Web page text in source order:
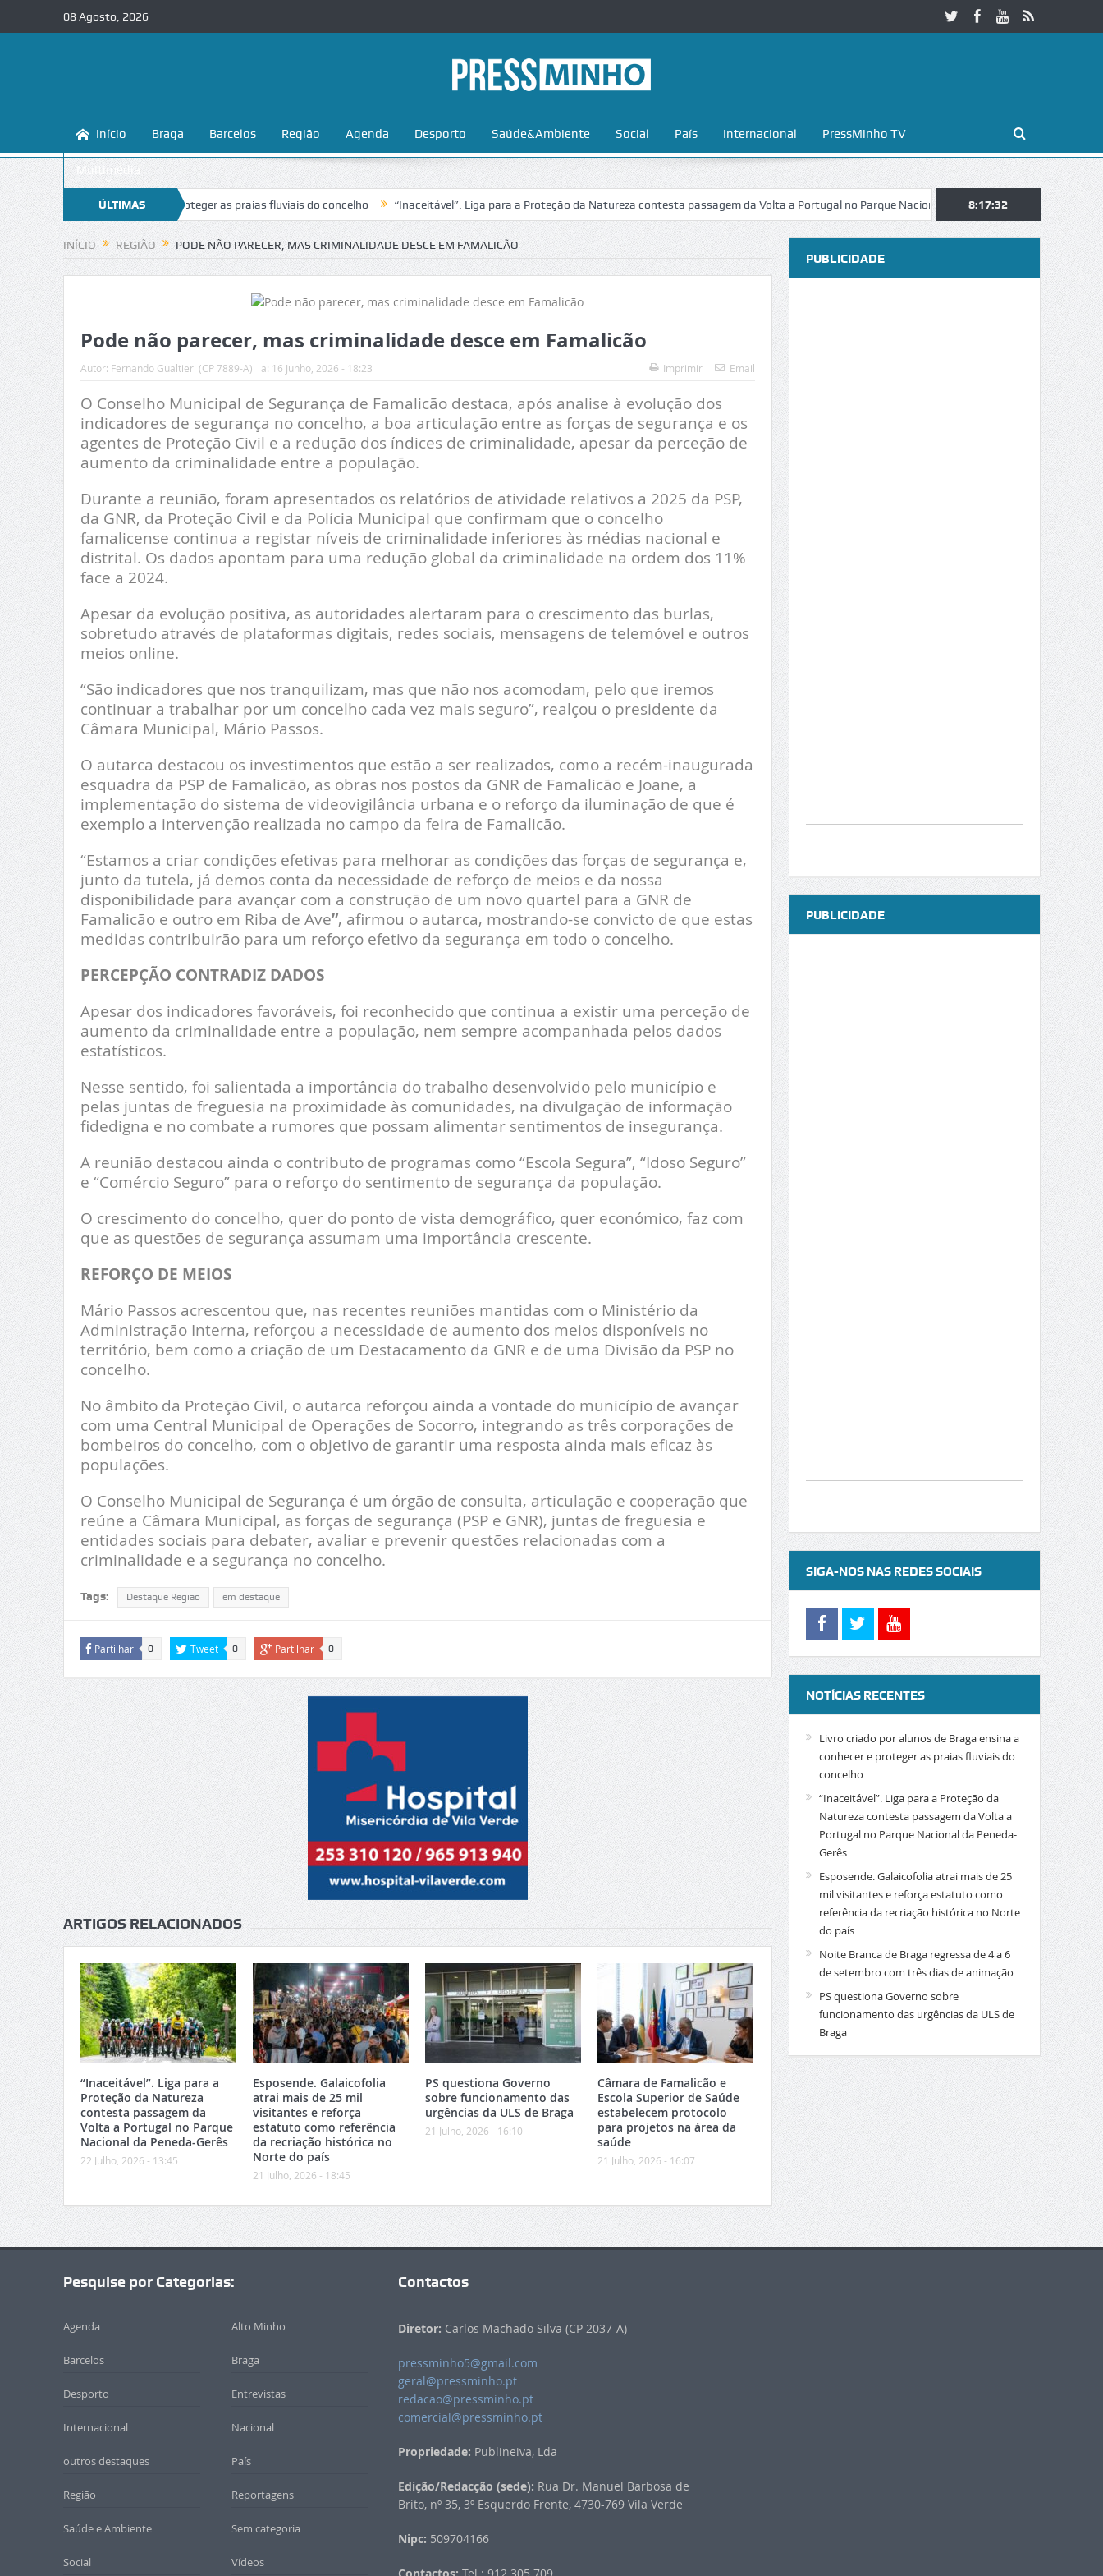
08 Agosto, 2026
Início Braga Barcelos Região Agenda Desporto Saúde&Ambiente Social País Internacional PressMinho TV
Multimédia
ÚLTIMAS
NOTÍCIAS
ensina a conhecer e proteger as praias fluviais do concelho “Inaceitável”. Liga para a Proteção da Natureza contesta passagem da Volta a Portugal no Parque Nacional da Peneda-Gerês Esposende.
8:17:32
INÍCIO REGIÃO PODE NÃO PARECER, MAS CRIMINALIDADE DESCE EM FAMALICÃO
Pode não parecer, mas criminalidade desce em Famalicão
Autor: Fernando Gualtieri (CP 7889-A) a: 16 Junho, 2026 - 18:23 Imprimir Email
O Conselho Municipal de Segurança de Famalicão destaca, após analise à evolução dos
indicadores de segurança no concelho, a boa articulação entre as forças de segurança e os
agentes de Proteção Civil e a redução dos índices de criminalidade, apesar da perceção de
aumento da criminalidade entre a população.
Durante a reunião, foram apresentados os relatórios de atividade relativos a 2025 da PSP,
da GNR, da Proteção Civil e da Polícia Municipal que confirmam que o concelho
famalicense continua a registar níveis de criminalidade inferiores às médias nacional e
distrital. Os dados apontam para uma redução global da criminalidade na ordem dos 11%
face a 2024.
Apesar da evolução positiva, as autoridades alertaram para o crescimento das burlas,
sobretudo através de plataformas digitais, redes sociais, mensagens de telemóvel e outros
meios online.
“São indicadores que nos tranquilizam, mas que não nos acomodam, pelo que iremos
continuar a trabalhar por um concelho cada vez mais seguro”, realçou o presidente da
Câmara Municipal, Mário Passos.
O autarca destacou os investimentos que estão a ser realizados, como a recém-inaugurada
esquadra da PSP de Famalicão, as obras nos postos da GNR de Famalicão e Joane, a
implementação do sistema de videovigilância urbana e o reforço da iluminação de que é
exemplo a intervenção realizada no campo da feira de Famalicão.
“Estamos a criar condições efetivas para melhorar as condições das forças de segurança e,
junto da tutela, já demos conta da necessidade de reforço de meios e da nossa
disponibilidade para avançar com a construção de um novo quartel para a GNR de
Famalicão e outro em Riba de Ave”, afirmou o autarca, mostrando-se convicto de que estas
medidas contribuirão para um reforço efetivo da segurança em todo o concelho.
PERCEPÇÃO CONTRADIZ DADOS
Apesar dos indicadores favoráveis, foi reconhecido que continua a existir uma perceção de
aumento da criminalidade entre a população, nem sempre acompanhada pelos dados
estatísticos.
Nesse sentido, foi salientada a importância do trabalho desenvolvido pelo município e
pelas juntas de freguesia na proximidade às comunidades, na divulgação de informação
fidedigna e no combate a rumores que possam alimentar sentimentos de insegurança.
A reunião destacou ainda o contributo de programas como “Escola Segura”, “Idoso Seguro”
e “Comércio Seguro” para o reforço do sentimento de segurança da população.
O crescimento do concelho, quer do ponto de vista demográfico, quer económico, faz com
que as questões de segurança assumam uma importância crescente.
REFORÇO DE MEIOS
Mário Passos acrescentou que, nas recentes reuniões mantidas com o Ministério da
Administração Interna, reforçou a necessidade de aumento dos meios disponíveis no
território, bem como a criação de um Destacamento da GNR e de uma Divisão da PSP no
concelho.
No âmbito da Proteção Civil, o autarca reforçou ainda a vontade do município de avançar
com uma Central Municipal de Operações de Socorro, integrando as três corporações de
bombeiros do concelho, com o objetivo de garantir uma resposta ainda mais eficaz às
populações.
O Conselho Municipal de Segurança é um órgão de consulta, articulação e cooperação que
reúne a Câmara Municipal, as forças de segurança (PSP e GNR), juntas de freguesia e
entidades sociais para debater, avaliar e prevenir questões relacionadas com a
criminalidade e a segurança no concelho.
Tags: Destaque Região em destaque
Partilhar 0 Tweet 0 Partilhar 0
ARTIGOS RELACIONADOS
“Inaceitável”. Liga para a
Proteção da Natureza
contesta passagem da
Volta a Portugal no Parque
Nacional da Peneda-Gerês
22 Julho, 2026 - 13:45
Esposende. Galaicofolia
atrai mais de 25 mil
visitantes e reforça
estatuto como referência
da recriação histórica no
Norte do país
21 Julho, 2026 - 18:45
PS questiona Governo
sobre funcionamento das
urgências da ULS de Braga
21 Julho, 2026 - 16:10
Câmara de Famalicão e
Escola Superior de Saúde
estabelecem protocolo
para projetos na área da
saúde
21 Julho, 2026 - 16:07
PUBLICIDADE
PUBLICIDADE
SIGA-NOS NAS REDES SOCIAIS
NOTÍCIAS RECENTES
Livro criado por alunos de Braga ensina a
conhecer e proteger as praias fluviais do
concelho
“Inaceitável”. Liga para a Proteção da
Natureza contesta passagem da Volta a
Portugal no Parque Nacional da Peneda-
Gerês
Esposende. Galaicofolia atrai mais de 25
mil visitantes e reforça estatuto como
referência da recriação histórica no Norte
do país
Noite Branca de Braga regressa de 4 a 6
de setembro com três dias de animação
PS questiona Governo sobre
funcionamento das urgências da ULS de
Braga
Pesquise por Categorias:
Agenda Alto Minho
Barcelos Braga
Desporto Entrevistas
Internacional Nacional
outros destaques País
Região Reportagens
Saúde e Ambiente Sem categoria
Social Vídeos
Contactos
Diretor: Carlos Machado Silva (CP 2037-A)
pressminho5@gmail.com
geral@pressminho.pt
redacao@pressminho.pt
comercial@pressminho.pt
Propriedade: Publineiva, Lda
Edição/Redacção (sede): Rua Dr. Manuel Barbosa de
Brito, nº 35, 3º Esquerdo Frente, 4730-769 Vila Verde
Nipc: 509704166